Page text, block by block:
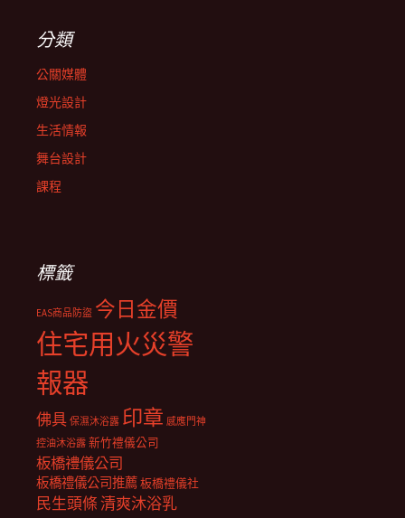
分類
公關媒體
燈光設計
生活情報
舞台設計
課程
標籤
EAS商品防盜 今日金價
住宅用火災警
報器
佛具 保濕沐浴露 印章 感應門神
控油沐浴露 新竹禮儀公司
板橋禮儀公司
板橋禮儀公司推薦板橋禮儀社
民生頭條清爽沐浴乳